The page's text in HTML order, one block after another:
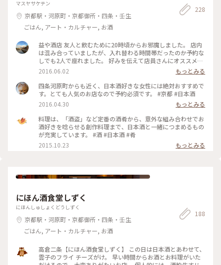
マスヤサケテン
京都駅・河原町・京都御所・四条・壬生
ごはん, アート・カルチャー, お酒
228
益や酒店 友人と飲むために20時頃からお邪魔しました。 店内
は混み合っていましたが、入れ替わる時間帯だったのか予約な
しでも2人で座れました。 好みを伝えて店員さんにオススメを
選んでいただきおつまみを食べながら楽しく過ごしました。
いかなごのくぎ煮とマスカルポーネはすごくマッチしていてお
いしかったです。お食事も美味しいので大好きなお店です。
2016.06.02
もっとみる
四条河原町からも近く、日本酒好きな女性には絶対おすすめで
す。とても人気のお店なので予約必須です。 #京都 #日本酒
2016.04.30
もっとみる
料理は、「酒盗」など定番の酒肴から、意外な組み合わせでお
酒好きを唸らせる創作料理まで、日本酒と一緒につまめるもの
が充実しています。 #酒 #日本酒 #肴
2015.10.23
もっとみる
にほん酒食堂しずく
にほんしゅしょくどうしずく
京都駅・河原町・京都御所・四条・壬生
ごはん, アート・カルチャー, お酒
188
高倉二条【にほん酒食堂しずく】 この日は日本酒とあわせて、
雲子のフライ チーズがけ。 早い時間からお酒とお料理がいた